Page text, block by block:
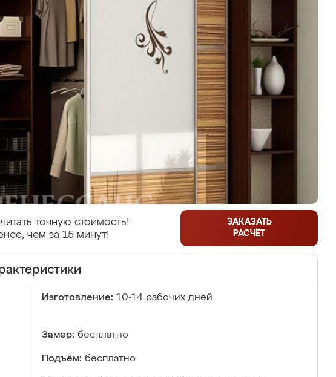
точную стоимость!
чем за 15 минут!
ЗАКАЗАТЬ
РАСЧЁТ
Изготовление: 10-14 рабочих дней
Замер: бесплатно
Подъём: бесплатно